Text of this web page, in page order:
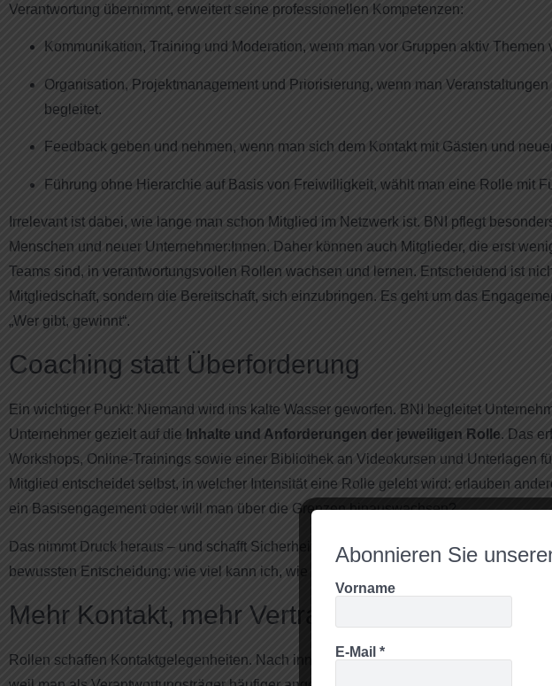
Verantwortung übernimmt, erweitert seine professionellen Kompetenzen:
Kommunikation, Training und Moderation, wenn man vor Gruppen aktiv Themen
Organisation, Projektmanagement und Priorisierung, wenn man
begleitet.
Feedback geben und nehmen, wenn man sich dem Kontakt mit Gästen und
Führung ohne Hierarchie auf Basis von Freiwilligkeit, wählt man eine Rolle mit
Irrelevant ist dabei, wie lange man schon Mitglied im Netzwerk ist. BNI pflegt
Menschen und neuer Unternehmer:Innen. Daher können auch Mitglieder, die erst
Teams sind, in verantwortungsvollen Rollen wachsen und lernen. Entscheidend ist
Mitgliedschaft, sondern die Bereitschaft, sich einzubringen. Es geht um das
„Wer gibt, gewinnt“.
Coaching statt Überforderung
Ein wichtiger Punkt: Niemand wird ins kalte Wasser geworfen. BNI begleitet
Unternehmer gezielt auf die Inhalte und Anforderungen der jeweiligen Rolle. Das
Workshops, Online-Trainings sowie einer Bibliothek an Videokursen und Unterlagen
Mitglied entscheidet selbst, in welcher Intensität eine Rolle gelebt wird: erlauben
ein Basisengagement oder will man über die Grenzen hinauswachsen?
Das nimmt Druck heraus – und schafft Sicherheit. So wird Engagement nicht zur
bewussten Entscheidung: wie viel kann ich, wie viel will ich, wie viel traue ich mir
Mehr Kontakt, mehr Vertrautheit, mehr
Rollen schaffen Kontaktgelegenheiten. Nach innen, weil man regelmäßig mit dem
Abonnieren Sie
Vorname
E-Mail *